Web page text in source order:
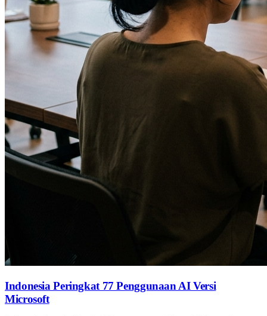
Indonesia Peringkat 77 Penggunaan AI Versi
Microsoft